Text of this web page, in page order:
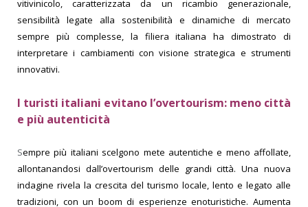
vitivinicolo, caratterizzata da un ricambio generazionale,
sensibilità legate alla sostenibilità e dinamiche di mercato
sempre più complesse, la filiera italiana ha dimostrato di
interpretare i cambiamenti con visione strategica e strumenti
innovativi.
I turisti italiani evitano l’overtourism: meno città
e più autenticità
Sempre più italiani scelgono mete autentiche e meno affollate,
allontanandosi dall’overtourism delle grandi città. Una nuova
indagine rivela la crescita del turismo locale, lento e legato alle
tradizioni, con un boom di esperienze enoturistiche. Aumenta